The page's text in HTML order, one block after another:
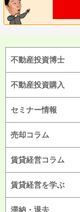
不動産投資博士
不動産投資購入
セミナー情報
売却コラム
賃貸経営コラム
賃貸経営を学ぶ
滞納・退去